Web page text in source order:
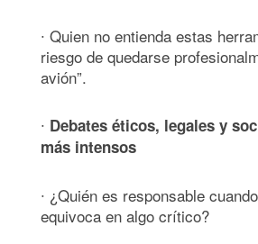
∙ Quien no entienda estas
riesgo de quedarse
avión”.
∙ Debates éticos, legales y
más intensos
∙ ¿Quién es responsable
equivoca en algo crítico?